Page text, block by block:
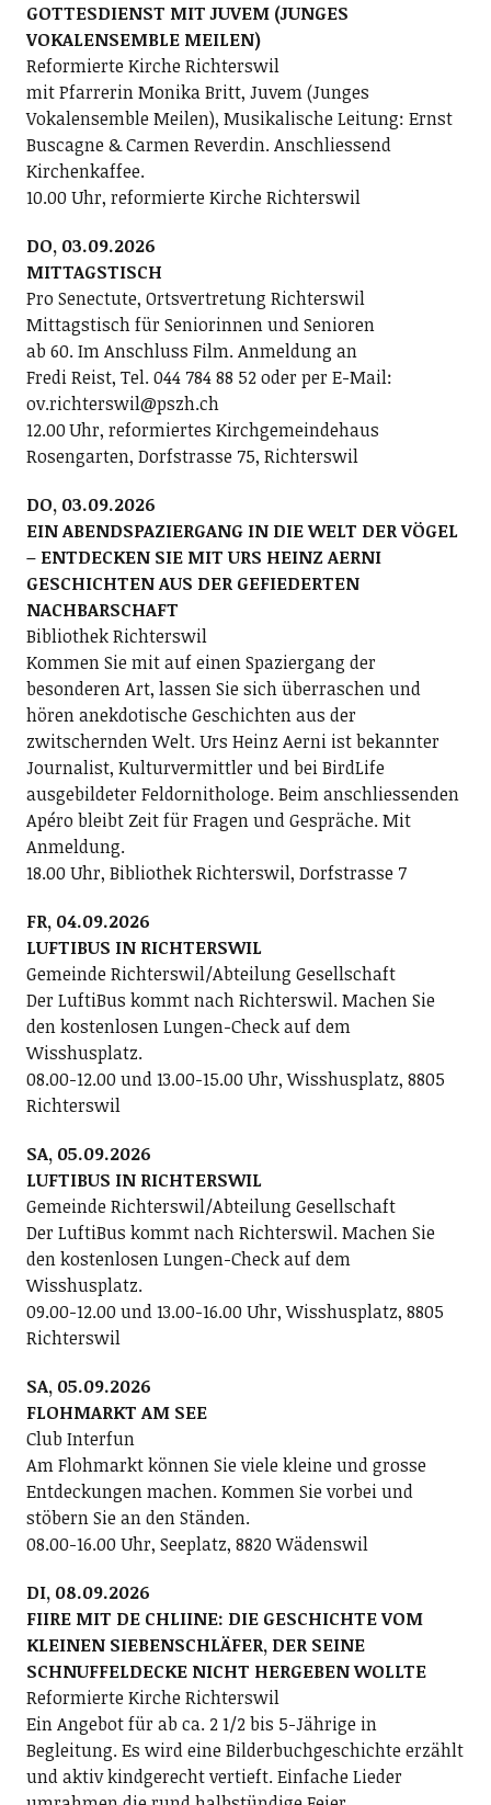
GOTTESDIENST MIT JUVEM (JUNGES
VOKALENSEMBLE MEILEN)
Reformierte Kirche Richterswil
mit Pfarrerin Monika Britt, Juvem (Junges
Vokalensemble Meilen), Musikalische Leitung: Ernst
Buscagne & Carmen Reverdin. Anschliessend
Kirchenkaffee.
10.00 Uhr, reformierte Kirche Richterswil
DO, 03.09.2026
MITTAGSTISCH
Pro Senectute, Ortsvertretung Richterswil
Mittagstisch für Seniorinnen und Senioren
ab 60. Im Anschluss Film. Anmeldung an
Fredi Reist, Tel. 044 784 88 52 oder per E-Mail:
ov.richterswil@pszh.ch
12.00 Uhr, reformiertes Kirchgemeindehaus
Rosengarten, Dorfstrasse 75, Richterswil
DO, 03.09.2026
EIN ABENDSPAZIERGANG IN DIE WELT DER VÖGEL
– ENTDECKEN SIE MIT URS HEINZ AERNI
GESCHICHTEN AUS DER GEFIEDERTEN
NACHBARSCHAFT
Bibliothek Richterswil
Kommen Sie mit auf einen Spaziergang der
besonderen Art, lassen Sie sich überraschen und
hören anekdotische Geschichten aus der
zwitschernden Welt. Urs Heinz Aerni ist bekannter
Journalist, Kulturvermittler und bei BirdLife
ausgebildeter Feldornithologe. Beim anschliessenden
Apéro bleibt Zeit für Fragen und Gespräche. Mit
Anmeldung.
18.00 Uhr, Bibliothek Richterswil, Dorfstrasse 7
FR, 04.09.2026
LUFTIBUS IN RICHTERSWIL
Gemeinde Richterswil/Abteilung Gesellschaft
Der LuftiBus kommt nach Richterswil. Machen Sie
den kostenlosen Lungen-Check auf dem
Wisshusplatz.
08.00-12.00 und 13.00-15.00 Uhr, Wisshusplatz, 8805
Richterswil
SA, 05.09.2026
LUFTIBUS IN RICHTERSWIL
Gemeinde Richterswil/Abteilung Gesellschaft
Der LuftiBus kommt nach Richterswil. Machen Sie
den kostenlosen Lungen-Check auf dem
Wisshusplatz.
09.00-12.00 und 13.00-16.00 Uhr, Wisshusplatz, 8805
Richterswil
SA, 05.09.2026
FLOHMARKT AM SEE
Club Interfun
Am Flohmarkt können Sie viele kleine und grosse
Entdeckungen machen. Kommen Sie vorbei und
stöbern Sie an den Ständen.
08.00-16.00 Uhr, Seeplatz, 8820 Wädenswil
DI, 08.09.2026
FIIRE MIT DE CHLIINE: DIE GESCHICHTE VOM
KLEINEN SIEBENSCHLÄFER, DER SEINE
SCHNUFFELDECKE NICHT HERGEBEN WOLLTE
Reformierte Kirche Richterswil
Ein Angebot für ab ca. 2 1/2 bis 5-Jährige in
Begleitung. Es wird eine Bilderbuchgeschichte erzählt
und aktiv kindgerecht vertieft. Einfache Lieder